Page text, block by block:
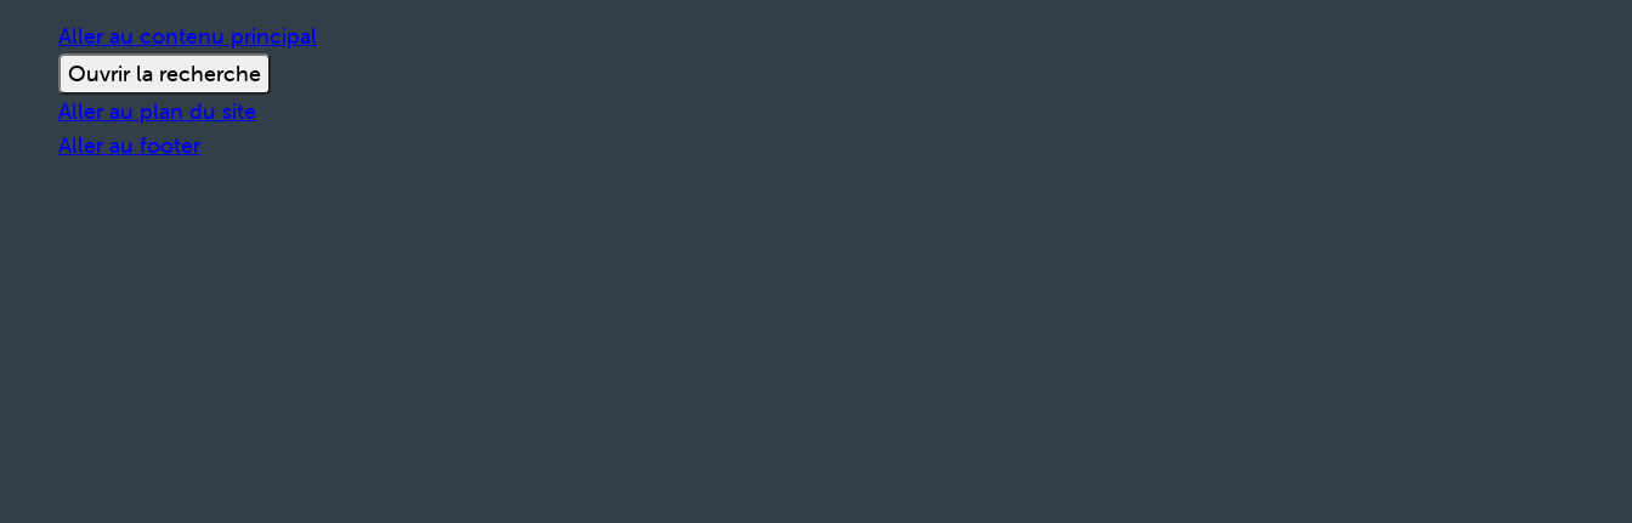
Aller au contenu principal
Ouvrir la recherche
Aller au plan du site
Aller au footer